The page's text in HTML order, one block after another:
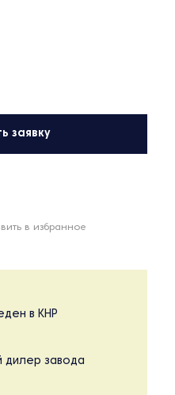
заявку
в избранное
в КНР
завода